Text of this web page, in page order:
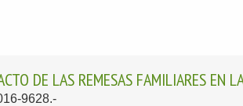
DE LAS REMESAS FAMILIARES EN
9628.-